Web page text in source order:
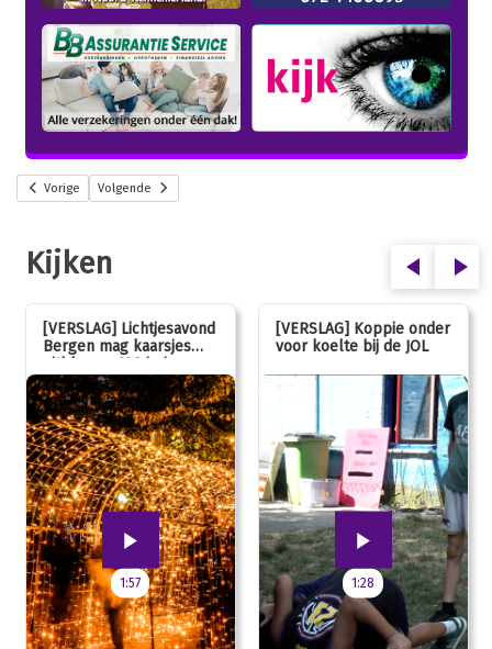
Vorige Volgende
Kijken
[VERSLAG] Lichtjesavond
Bergen mag kaarsjes
uitblazen: 100 jarig
jubileum!
1:57
[VERSLAG] Koppie onder
voor koelte bij de JOL
1:28